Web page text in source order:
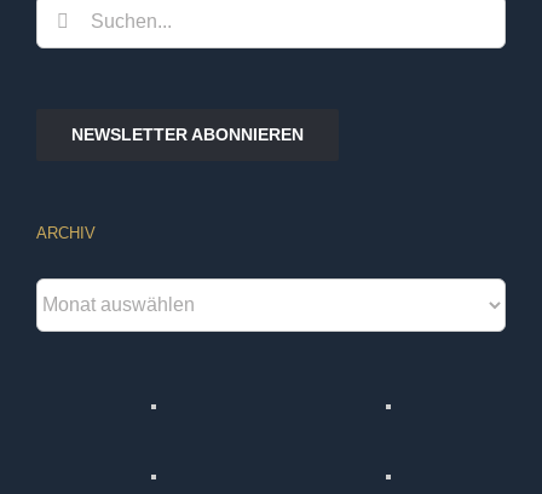
Suche
nach:
NEWSLETTER ABONNIEREN
ARCHIV
Archiv